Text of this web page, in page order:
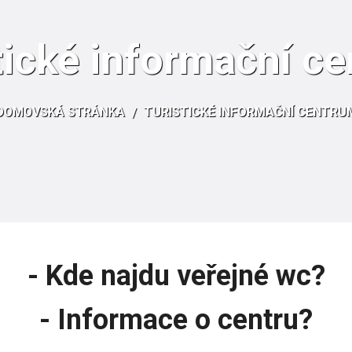
informační
STRÁNKA TURISTICKÉ INFORMAČNÍ
- Kde najdu veřejné wc?
- Informace o centru?